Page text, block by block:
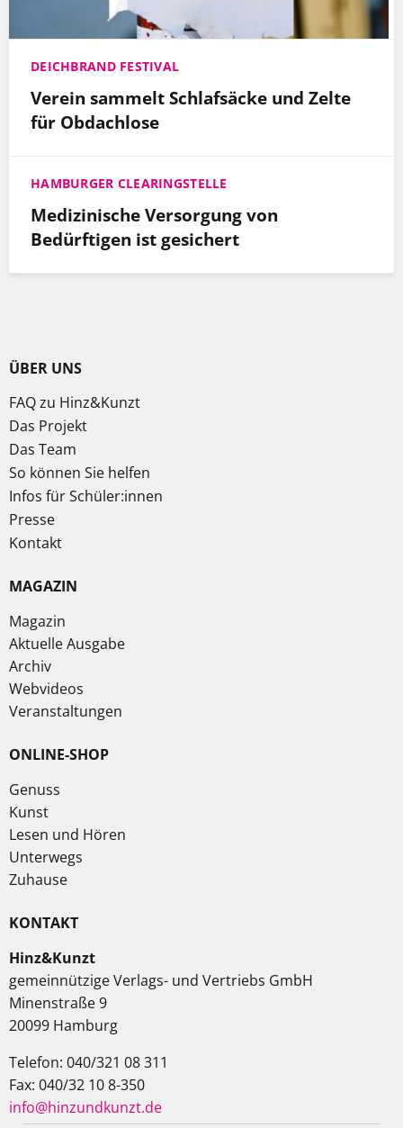
DEICHBRAND FESTIVAL
Verein sammelt Schlafsäcke und Zelte
für Obdachlose
HAMBURGER CLEARINGSTELLE
Medizinische Versorgung von
Bedürftigen ist gesichert
ÜBER UNS
FAQ zu Hinz&Kunzt
Das Projekt
Das Team
So können Sie helfen
Infos für Schüler:innen
Presse
Kontakt
MAGAZIN
Magazin
Aktuelle Ausgabe
Archiv
Webvideos
Veranstaltungen
ONLINE-SHOP
Genuss
Kunst
Lesen und Hören
Unterwegs
Zuhause
KONTAKT
Hinz&Kunzt
gemeinnützige Verlags- und Vertriebs GmbH
Minenstraße 9
20099 Hamburg
Telefon: 040/321 08 311
Fax: 040/32 10 8-350
info@hinzundkunzt.de